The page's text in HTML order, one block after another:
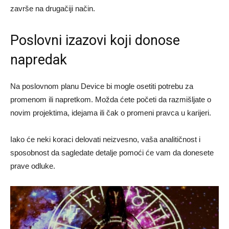
završe na drugačiji način.
Poslovni izazovi koji donose
napredak
Na poslovnom planu Device bi mogle osetiti potrebu za
promenom ili napretkom. Možda ćete početi da razmišljate o
novim projektima, idejama ili čak o promeni pravca u karijeri.
Iako će neki koraci delovati neizvesno, vaša analitičnost i
sposobnost da sagledate detalje pomoći će vam da donesete
prave odluke.